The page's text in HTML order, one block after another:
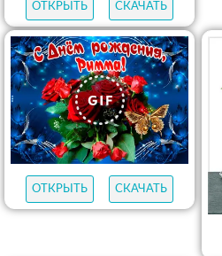
ОТКРЫТЬ СКАЧАТЬ
ОТКРЫТЬ СКАЧАТЬ